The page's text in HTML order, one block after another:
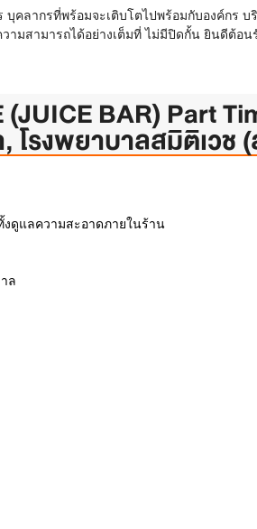
บุคลากรที่พร้อมจะเติบโตไปพร้อมกับองค์ก
มสามารถได้อย่างเต็มที่ ไม่มีปิดกั้น ยินดีต้อ
BAR) Part
, โรงพยาบาลสมิติเว
ดูแลความสะอาดภายในร้าน
ล